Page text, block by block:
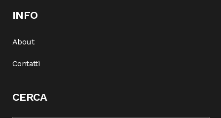
INFO
About
Contatti
CERCA